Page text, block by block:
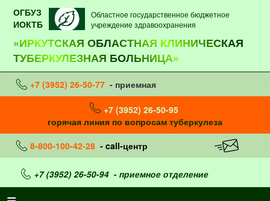
ОГБУЗ
ИОКТБ
Областное государственное бюджетное
учреждение здравоохранения
«ИРКУТСКАЯ ОБЛАСТНАЯ КЛИНИЧЕСКАЯ
ТУБЕРКУЛЕЗНАЯ БОЛЬНИЦА»
+7 (3952) 26-50-77 - приемная
+7 (3952) 26-50-95
горячая линия по вопросам туберкулеза
8-800-100-42-28 - call-центр
+7 (3952) 26-50-94- приемное отделение